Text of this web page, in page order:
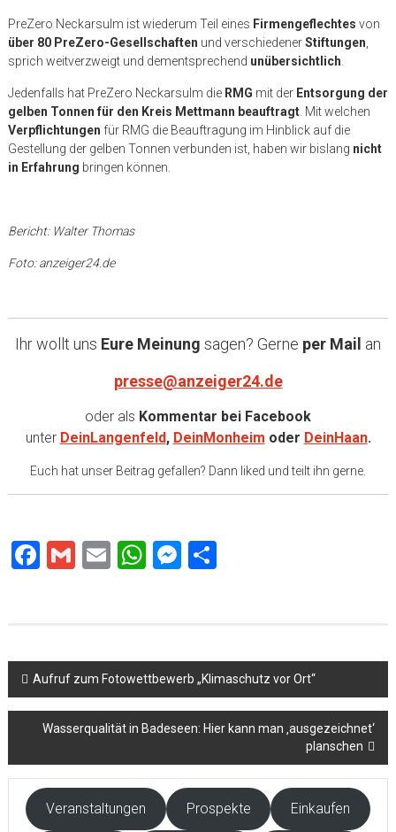
PreZero Neckarsulm ist wiederum Teil eines Firmengeflechtes von
über 80 PreZero-Gesellschaften und verschiedenerStiftungen
sprich weitverzweigt und dementsprechend unübersichtlich
Jedenfalls hat PreZero Neckarsulm die RMG mit der Entsorgung der
gelben Tonnen für den Kreis Mettmann beauftragt. Mit welchen
Verpflichtungen für RMG die Beauftragung im Hinblick auf die
Gestellung der gelben Tonnen verbunden ist, haben wir bislang nicht
in Erfahrung bringen können.
Bericht: Walter Thomas
Foto: anzeiger24.de
Ihr wollt uns Eure Meinung sagen? Gerne per Mail an
presse@anzeiger24.de
oder als Kommentar bei Facebook
unter DeinLangenfeld, DeinMonheim oder DeinHaan.
Euch hat unser Beitrag gefallen? Dann liked und teilt ihn gerne.
Facebook
Gmail
EmailWhatsApp
Messenger
Teilen
Beitragsnavigation
Aufruf zum Fotowettbewerb „Klimaschutz vor Ort“
Wasserqualität in Badeseen: Hier kann man ‚ausgezeichnet‘
planschen
Veranstaltungen Prospekte Einkaufen